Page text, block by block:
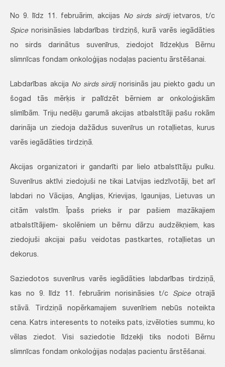
No 9. līdz 11. februārim, akcijas No sirds sirdijietvaros, t/c
Spicenorisināsies labdarības tirdziņš, kurā varēs iegādāties
no sirds darinātus suvenīrus, ziedojot līdzekļus Bērnu
slimnīcas fondam onkoloģijas nodaļas pacientu ārstēšanai.
Labdarības akcija No sirds sirdijnorisinās jau piekto gadu un
šogad tās mērķis ir palīdzēt bērniem ar onkoloģiskām
slimībām. Triju nedēļu garumā akcijas atbalstītāji pašu rokām
darināja un ziedoja dažādus suvenīrus un rotaļlietas, kurus
varēs iegādāties tirdziņā.
Akcijas organizatori ir gandarīti par lielo atbalstītāju pulku.
Suvenīrus aktīvi ziedojuši ne tikai Latvijas iedzīvotāji, bet arī
labdari no Vācijas, Anglijas, Krievijas, Igaunijas, Lietuvas un
citām valstīm. Īpašs prieks ir par pašiem mazākajiem
atbalstītājiem- skolēniem un bērnu dārzu audzēkņiem, kas
ziedojuši akcijai pašu veidotas pastkartes, rotaļlietas un
dekorus.
Saziedotos suvenīrus varēs iegādāties labdarības tirdziņā,
kas no 9. līdz 11. februārim norisināsies t/c Spiceotrajā
stāvā. Tirdziņā nopērkamajiem suvenīriem nebūs noteikta
cena. Katrs interesents to noteiks pats, izvēloties summu, ko
vēlas ziedot. Visi saziedotie līdzekļi tiks nodoti Bērnu
slimnīcas fondam onkoloģijas nodaļas pacientu ārstēšanai.